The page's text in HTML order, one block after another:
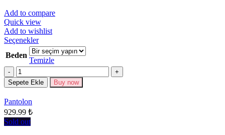
Add to compare
Quick view
Add to wishlist
SeçeneklerBu
ürünün
birden
fazla
varyasyonu
var.
Beden
Temizle
Miktar
Sepete Ekle Buy now
Pantolon
929.99 ₺
Sold out